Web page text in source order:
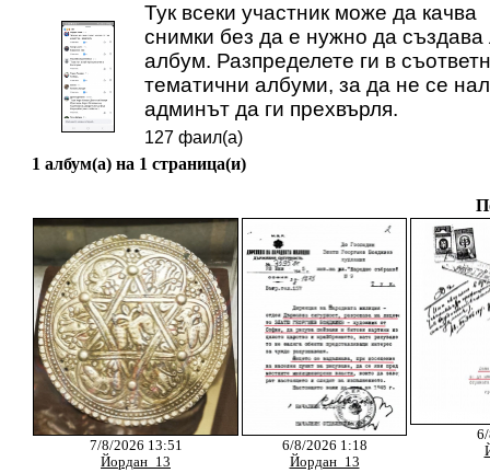
Тук всеки участник може да качва
снимки без да е нужно да създава
албум. Разпределете ги в
тематични албуми, за да не се
админът да ги прехвърля.
127 фаил(а)
1 албум(а) на 1 страница(и)
7/8/2026 13:51
Йордан_13
6/8/2026 1:18
Йордан_13